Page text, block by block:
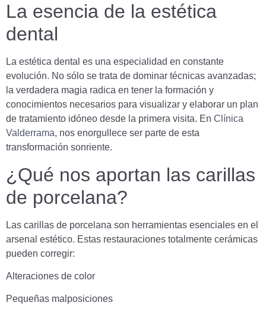
La esencia de la estética
dental
La estética dental es una especialidad en constante
evolución. No sólo se trata de dominar técnicas avanzadas;
la verdadera magia radica en tener la formación y
conocimientos necesarios para visualizar y elaborar un plan
de tratamiento idóneo desde la primera visita. En Clínica
Valderrama, nos enorgullece ser parte de esta
transformación sonriente.
¿Qué nos aportan las carillas
de porcelana?
Las carillas de porcelana son herramientas esenciales en el
arsenal estético. Estas restauraciones totalmente cerámicas
pueden corregir:
Alteraciones de color
Pequeñas malposiciones